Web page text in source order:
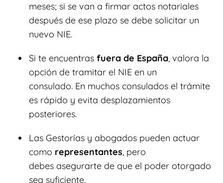
meses; si se van a firmar actos notariales
después de ese plazo se debe solicitar un
nuevo NIE.
Si te encuentras fuera de España, valora la
opción de tramitar el NIE en un
consulado. En muchos consulados el trámite
es rápido y evita desplazamientos
posteriores.
Las Gestorías y abogados pueden actuar
como representantes, pero
debes asegurarte de que el poder otorgado
sea suficiente.